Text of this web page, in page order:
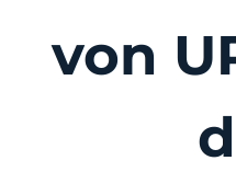
von